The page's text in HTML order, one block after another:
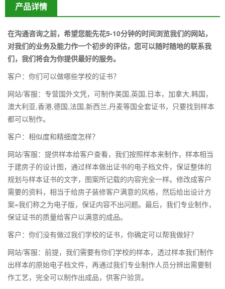
产品详情
在沟通咨询之前，希望您能先花5-10分钟的时间浏览我们的网站，
对我们的业务及能力作一个初步的评估，您可以随时随地的联系我
们，我们将会为你提供最好的服务。
客户：你们可以做哪些学校的证书？
网站/客服：专营国外文凭，可制作美国,英国,日本，加拿大,韩国，
澳大利亚,香港,德国,法国,新西兰,丹麦等国全套证书，只要找到样本
都可以制作。
客户：相似度和精细度怎样？
网站/客服：提供样本给客户查看，我们按照样本来制作，样本相当
于建房子的设计图，通过样本做出证书的电子档文件，保证整体的
规划与样本证书的文字，图案所记载的内容完全一样。修改成客户
需要的资料，相当于给房子装修客户满意的风格，然后给出设计方
案=我们称之为电子版，保证内容不出问题。最后，我们专业制作，
保证证书的质量给客户以满意的成品。
客户：你们没有做过我们学校的证书，你确定可以帮我做好？
网站/客服：前提，我们需要有你们学校的样本，透过样本我们制作
出样本的原始电子档文件，再通过我们专业制作人员分辨出需要制
作工艺，完全可以制作出成品，供客户验货。